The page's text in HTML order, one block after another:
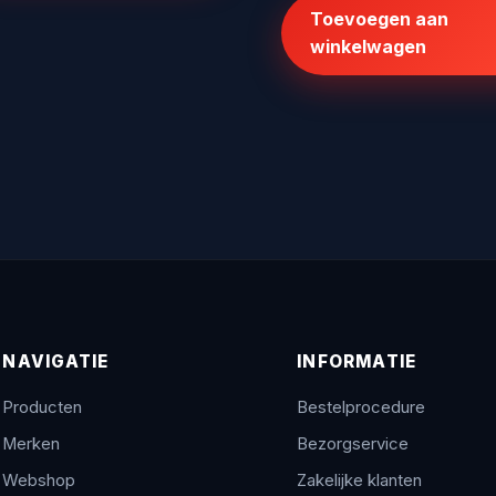
€125,70.€100,00.
Toevoegen aan
winkelwagen
NAVIGATIE
Producten
Merken
Webshop
INFORMATIE
Bestelprocedure
Bezorgservice
Zakelijke klanten